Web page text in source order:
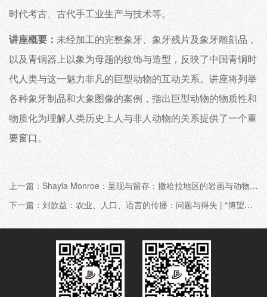
时代考古、古代手工业生产与技术等。
讲座概要： 未经加工的完整象牙、象牙残片及象牙雕刻品，
以及青铜器上以象为母题的纹饰与造型，反映了中国青铜时
代人类与这一魅力非凡的巨型动物的互动关系。讲座将列举
各种象牙制品和大象图像的案例，指出巨型动物的物质性和
物质化为理解人类历史上人与非人动物的关系提供了一个重
要窗口。
上一篇：Shayla Monroe：呈现与留存：撒哈拉地区的岩画与动物考古学丨“博望论坛”学术讲座第252期
下一篇：刘歆益：农业、人口、语言的传播：问题与得失 | “博望论坛”第249期